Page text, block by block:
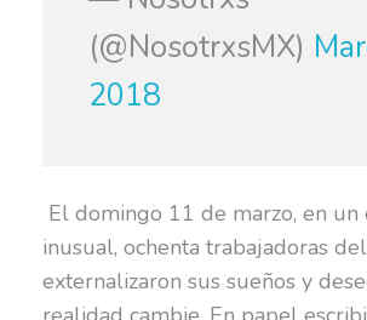
(@NosotrxsMX)
2018
El domingo 11 de marzo, en un
inusual, ochenta trabajadoras
externalizaron sus sueños y